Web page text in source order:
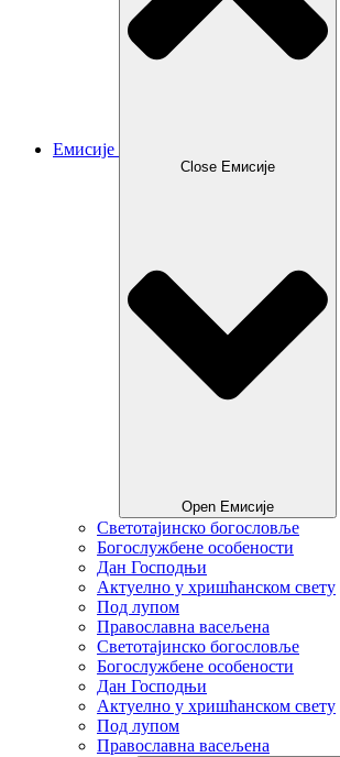
Емисије
Close Емисије
Open Емисије
Светотајинско богословље
Богослужбене особености
Дан Господњи
Актуелно у хришћанском свету
Под лупом
Православна васељена
Светотајинско богословље
Богослужбене особености
Дан Господњи
Актуелно у хришћанском свету
Под лупом
Православна васељена